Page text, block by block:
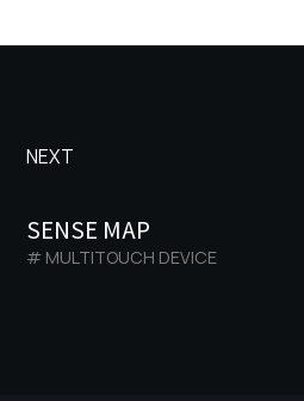
NEXT
SENSE MAP
# MULTITOUCH DEVICE